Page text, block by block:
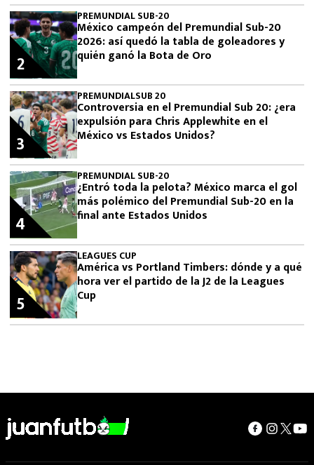
PREMUNDIAL SUB-20
México campeón del Premundial Sub-20
2026: así quedó la tabla de goleadores y
quién ganó la Bota de Oro
2
PREMUNDIALSUB 20
Controversia en el Premundial Sub 20: ¿era
expulsión para Chris Applewhite en el
México vs Estados Unidos?
3
PREMUNDIAL SUB-20
¿Entró toda la pelota? México marca el gol
más polémico del Premundial Sub-20 en la
final ante Estados Unidos
4
LEAGUES CUP
América vs Portland Timbers: dónde y a qué
hora ver el partido de la J2 de la Leagues
Cup
5